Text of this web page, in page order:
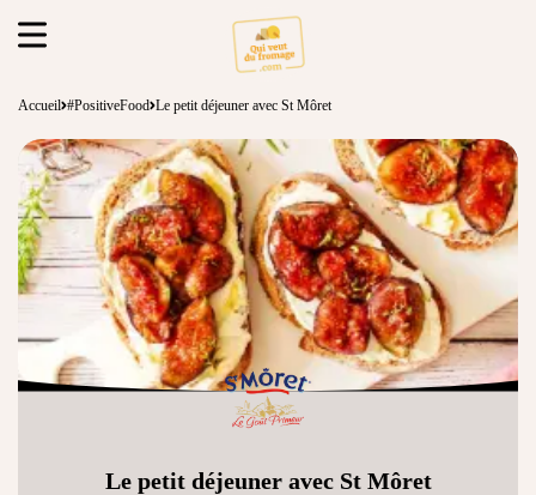
Accueil #PositiveFood Le petit déjeuner avec St Môret
Le petit déjeuner avec St Môret